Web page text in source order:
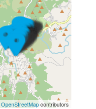
OpenStreetMapcontributors